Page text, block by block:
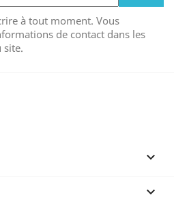
à tout moment. Vous
de contact dans les
site.

